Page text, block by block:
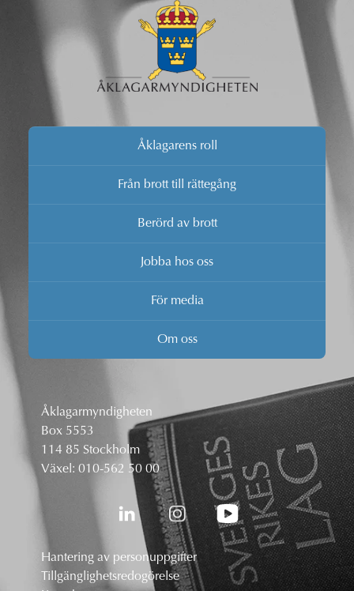
Åklagarens roll
Från brott till rättegång
Berörd av brott
Jobba hos oss
För media
Om oss
Åklagarmyndigheten
Box 5553
114 85 Stockholm
Växel: 010-562 50 00
Hantering av personuppgifter
Tillgänglighetsredogörelse